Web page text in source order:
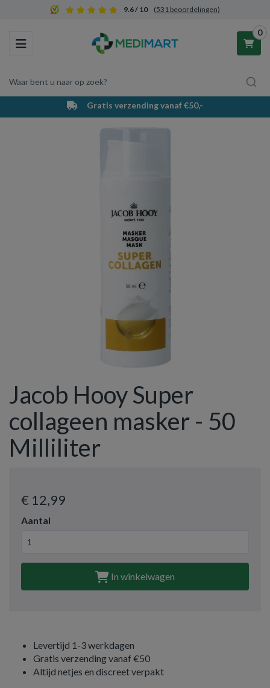
9.6 / 10 (531 beoordelingen)
Toggle navigation
Waar bent u naar op zoek?
0
Winkelwagen
Gratis verzending vanaf €50,-
Jacob Hooy Super
collageen masker - 50
Milliliter
€ 12,99
Aantal
In winkelwagen
Levertijd 1-3 werkdagen
Gratis verzending vanaf €50
Altijd netjes en discreet verpakt